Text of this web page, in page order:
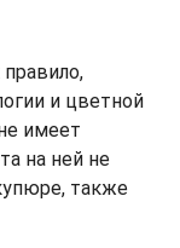
и цветной
имеет
на ней не
также